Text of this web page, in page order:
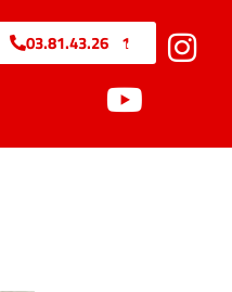
03.81.43.26.71